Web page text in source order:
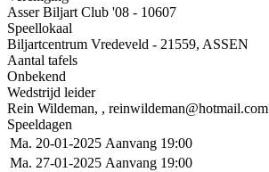
Asser Biljart Club '08 - 10607
Speellokaal
Biljartcentrum Vredeveld - 21559, ASSEN
Aantal tafels
Onbekend
Wedstrijd leider
Rein Wildeman, , reinwildeman@hotmail.com
Speeldagen
Ma. 20-01-2025 Aanvang 19:00
Ma. 27-01-2025 Aanvang 19:00